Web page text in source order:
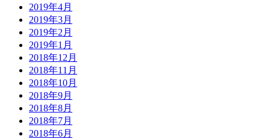
2019年4月
2019年3月
2019年2月
2019年1月
2018年12月
2018年11月
2018年10月
2018年9月
2018年8月
2018年7月
2018年6月